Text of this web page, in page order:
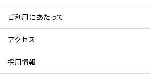
ご利用にあたって
アクセス
採用情報